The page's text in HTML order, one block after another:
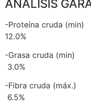
ANALISIS
-Proteína
12.0%
-Grasa
3.0%
-Fibra
6.5%